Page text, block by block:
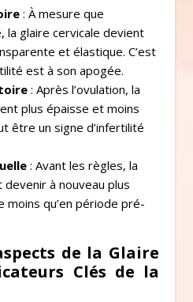
: À mesure que
la glaire cervicale devient
et élastique. C’est
est à son apogée.
: Après l’ovulation, la
plus épaisse et moins
être un signe d’infertilité
: Avant les règles, la
à nouveau plus
moins qu’en période pré-
de la Glaire
Clés de la